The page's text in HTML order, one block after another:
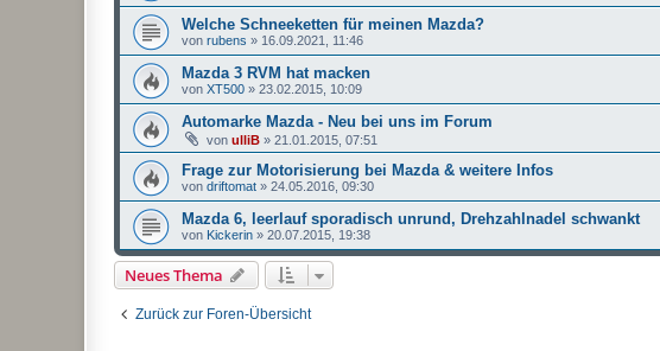
Welche Schneeketten für meinen Mazda?
von rubens » 16.09.2021, 11:46
Mazda 3 RVM hat macken
von XT500 » 23.02.2015, 10:09
Automarke Mazda - Neu bei uns im Forum
von ulliB » 21.01.2015, 07:51
Frage zur Motorisierung bei Mazda & weitere Infos
von driftomat » 24.05.2016, 09:30
Mazda 6, leerlauf sporadisch unrund, Drehzahlnadel schwankt
von Kickerin » 20.07.2015, 19:38
Neues Thema
Zurück zur Foren-Übersicht